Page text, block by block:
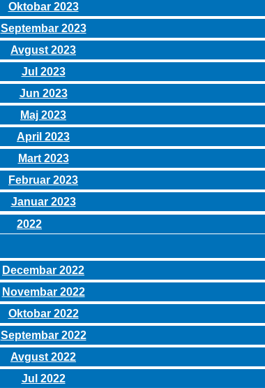
Oktobar 2023
Septembar 2023
Avgust 2023
Jul 2023
Jun 2023
Maj 2023
April 2023
Mart 2023
Februar 2023
Januar 2023
2022
Decembar 2022
Novembar 2022
Oktobar 2022
Septembar 2022
Avgust 2022
Jul 2022